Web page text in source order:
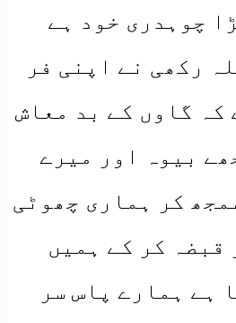
چوہدری خود ہے
رکھی نے اپنی فر
کہ گاوں کے بد معاش
بیوہ اور میرے
کر ہماری چھوٹی
قبضہ کر کے ہمیں
ہے ہمارے پاس سر